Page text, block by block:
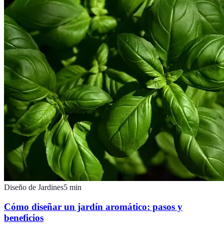
Diseño de Jardines5 min
Cómo diseñar un jardín aromático: pasos y
beneficios